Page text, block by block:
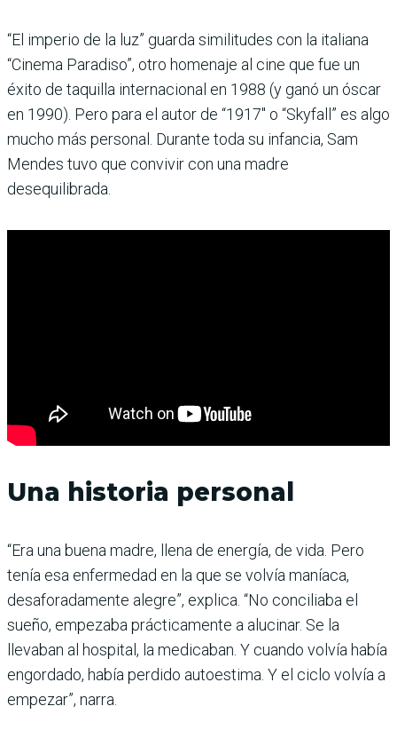
“El imperio de la luz” guarda similitudes con la italiana
“Cinema Paradiso”, otro homenaje al cine que fue un
éxito de taquilla internacional en 1988 (y ganó un óscar
en 1990). Pero para el autor de “1917″ o “Skyfall” es algo
mucho más personal. Durante toda su infancia, Sam
Mendes tuvo que convivir con una madre
desequilibrada.
Una historia personal
“Era una buena madre, llena de energía, de vida. Pero
tenía esa enfermedad en la que se volvía maníaca,
desaforadamente alegre”, explica. “No conciliaba el
sueño, empezaba prácticamente a alucinar. Se la
llevaban al hospital, la medicaban. Y cuando volvía había
engordado, había perdido autoestima. Y el ciclo volvía a
empezar”, narra.